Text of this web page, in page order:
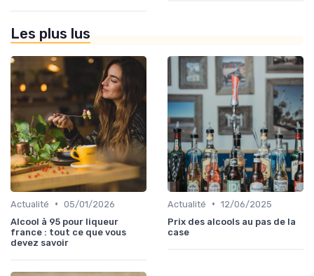
Les plus lus
Actualité • 05/01/2026
Alcool à 95 pour liqueur
france : tout ce que vous
devez savoir
Actualité • 12/06/2025
Prix des alcools au pas de la
case